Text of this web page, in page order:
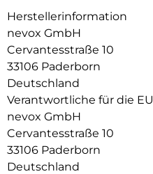
Herstellerinformation
nevox GmbH
Cervantesstraße 10
33106 Paderborn
Deutschland
Verantwortliche für die EU
nevox GmbH
Cervantesstraße 10
33106 Paderborn
Deutschland